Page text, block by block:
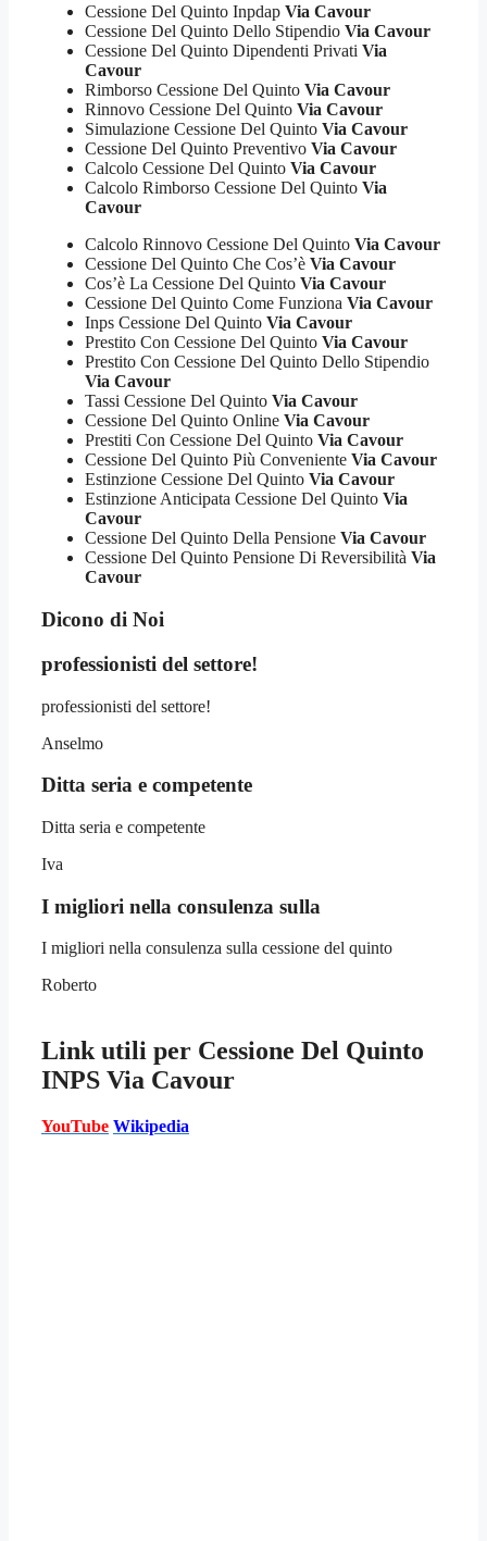
Cessione Del Quinto Inpdap Via Cavour
Cessione Del Quinto Dello Stipendio Via Cavour
Cessione Del Quinto Dipendenti Privati Via
Cavour
Rimborso Cessione Del Quinto Via Cavour
Rinnovo Cessione Del Quinto Via Cavour
Simulazione Cessione Del Quinto Via Cavour
Cessione Del Quinto Preventivo Via Cavour
Calcolo Cessione Del Quinto Via Cavour
Calcolo Rimborso Cessione Del Quinto Via
Cavour
Calcolo Rinnovo Cessione Del Quinto Via Cavour
Cessione Del Quinto Che Cos’è Via Cavour
Cos’è La Cessione Del Quinto Via Cavour
Cessione Del Quinto Come Funziona Via Cavour
Inps Cessione Del Quinto Via Cavour
Prestito Con Cessione Del Quinto Via Cavour
Prestito Con Cessione Del Quinto Dello Stipendio
Via Cavour
Tassi Cessione Del Quinto Via Cavour
Cessione Del Quinto Online Via Cavour
Prestiti Con Cessione Del Quinto Via Cavour
Cessione Del Quinto Più Conveniente Via Cavour
Estinzione Cessione Del Quinto Via Cavour
Estinzione Anticipata Cessione Del Quinto Via
Cavour
Cessione Del Quinto Della Pensione Via Cavour
Cessione Del Quinto Pensione Di Reversibilità Via
Cavour
Dicono di Noi
professionisti del settore!
professionisti del settore!
Anselmo
Ditta seria e competente
Ditta seria e competente
Iva
I migliori nella consulenza sulla
I migliori nella consulenza sulla cessione del quinto
Roberto
Link utili per Cessione Del Quinto
INPS Via Cavour
YouTube Wikipedia